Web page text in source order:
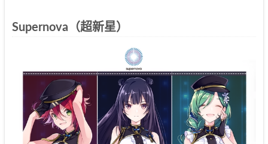
Supernova（超新星）